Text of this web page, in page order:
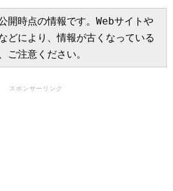
開時点の情報です。Webサイトや
どにより、情報が古くなっている
ご注意ください。
スポンサーリンク